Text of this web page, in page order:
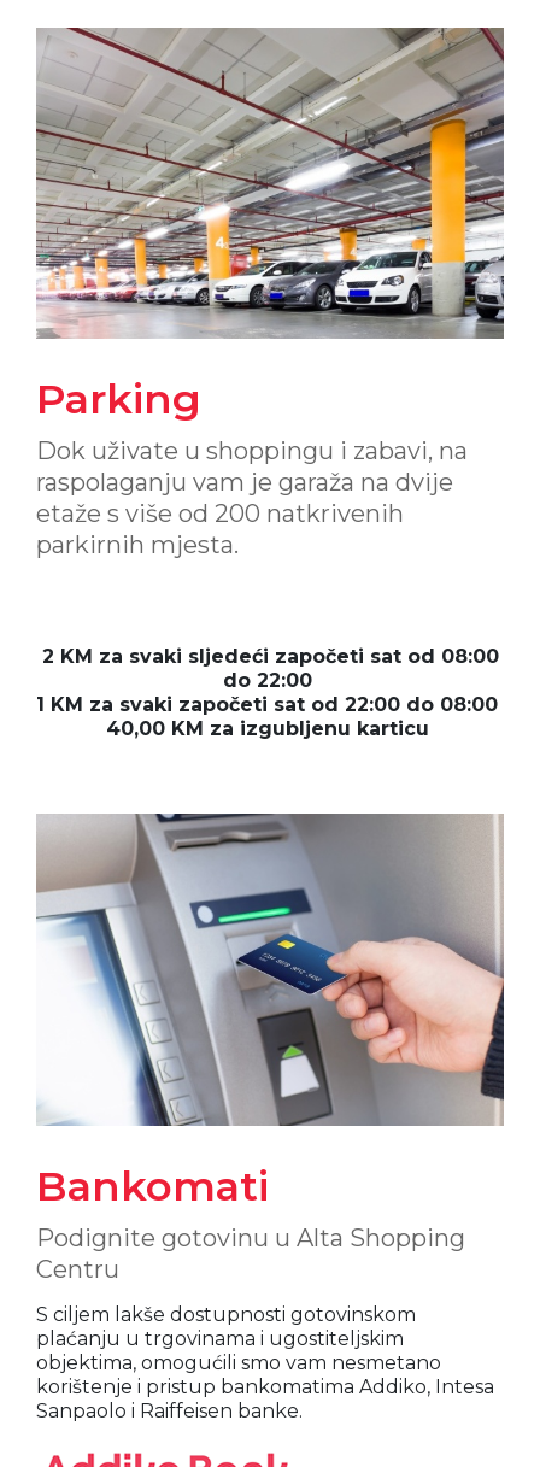
Parking
Dok uživate u shoppingu i zabavi, na
raspolaganju vam je garaža na dvije
etaže s više od 200 natkrivenih
parkirnih mjesta.
2 KM za svaki sljedeći započeti sat od 08:00
do 22:00
1 KM za svaki započeti sat od 22:00 do 08:00
40,00 KM za izgubljenu karticu
Bankomati
Podignite gotovinu u Alta Shopping
Centru
S ciljem lakše dostupnosti gotovinskom
plaćanju u trgovinama i ugostiteljskim
objektima, omogućili smo vam nesmetano
korištenje i pristup bankomatima Addiko, Intesa
Sanpaolo i Raiffeisen banke.